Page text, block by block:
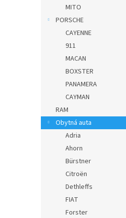
MITO
PORSCHE
CAYENNE
911
MACAN
BOXSTER
PANAMERA
CAYMAN
RAM
Obytná auta
Adria
Ahorn
Bürstner
Citroën
Dethleffs
FIAT
Forster